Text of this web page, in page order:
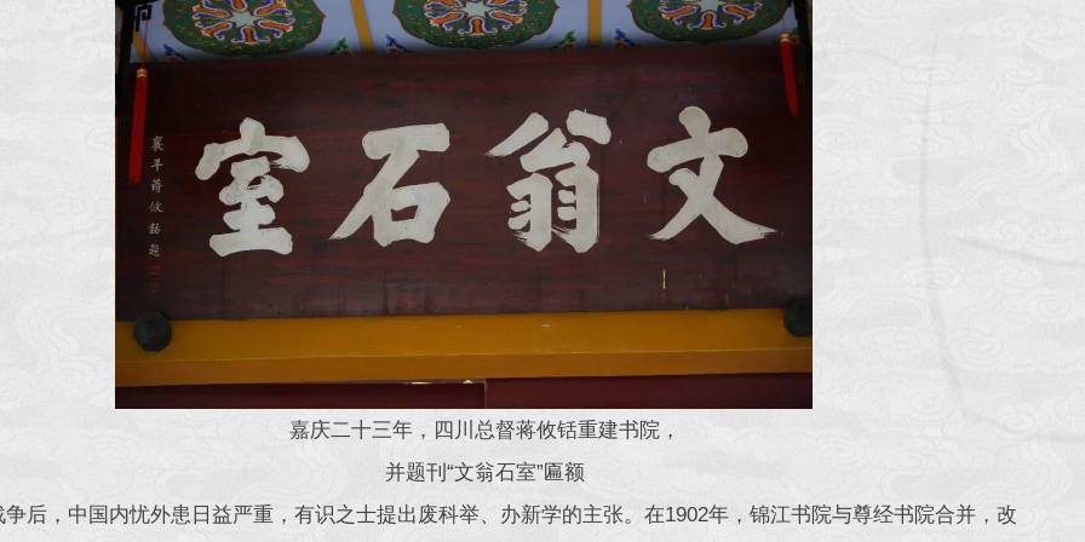
嘉庆二十三年，四川总督蒋攸铦重建书院，
并题刊“文翁石室”匾额
争后，中国内忧外患日益严重，有识之士提出废科举、办新学的主张。在1902年，锦江书院与尊经书院合并，改